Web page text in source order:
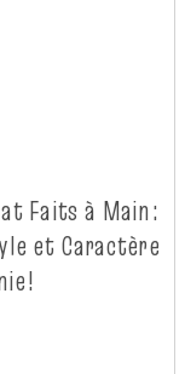
Faits à Main:
et Caractère